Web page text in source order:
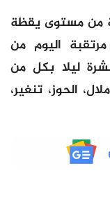
من مستوى يقظة
اليوم من
عشرة ليلا بكل من
الحوز، تنغير،